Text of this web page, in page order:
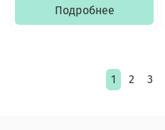
Подробнее
1 2 3